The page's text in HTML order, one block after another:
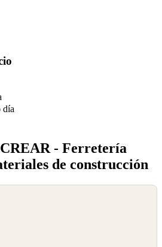
día
- Ferretería
de construcción